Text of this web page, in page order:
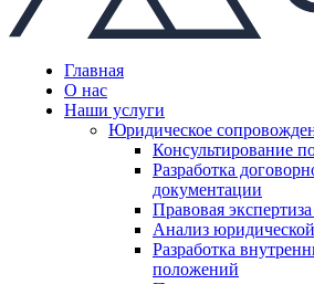
Главная
О нас
Наши услуги
Юридическое
Консультирование
Разработка
документации
Правовая
Анализ
Разработка
положений